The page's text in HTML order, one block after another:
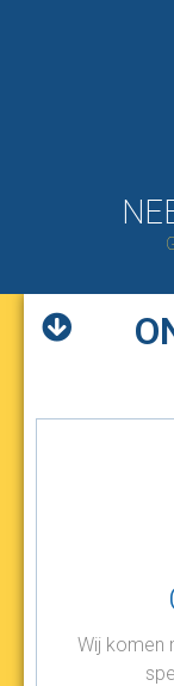
Wij komen